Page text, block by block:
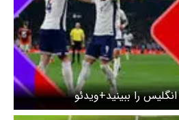
را ببینید+ویدئو